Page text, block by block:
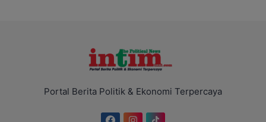
Portal Berita Politik & Ekonomi Terpercaya